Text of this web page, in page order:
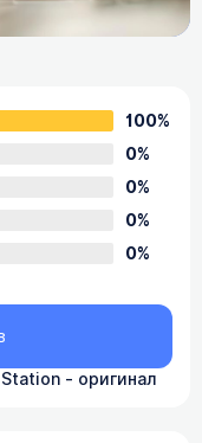
100%
0%
0%
0%
0%
- оригинал